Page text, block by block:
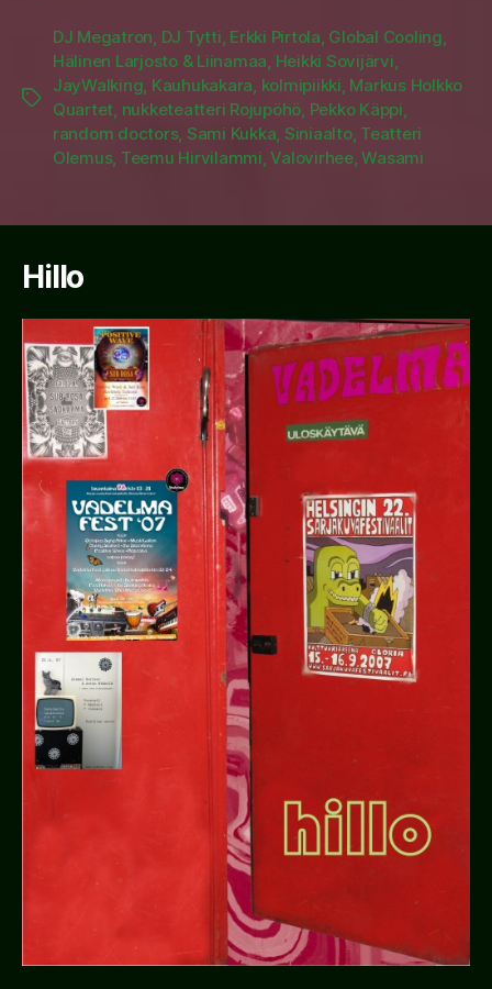
Tags
DJ Megatron, DJ Tytti, Erkki Pirtola, Global Cooling,
Hälinen Larjosto & Liinamaa, Heikki Sovijärvi,
JayWalking, Kauhukakara, kolmipiikki, Markus Holkko
Quartet, nukketeatteri Rojupöhö, Pekko Käppi,
random doctors, Sami Kukka, Siniaalto, Teatteri
Olemus, Teemu Hirvilammi,Valovirhee,Wasami
Hillo